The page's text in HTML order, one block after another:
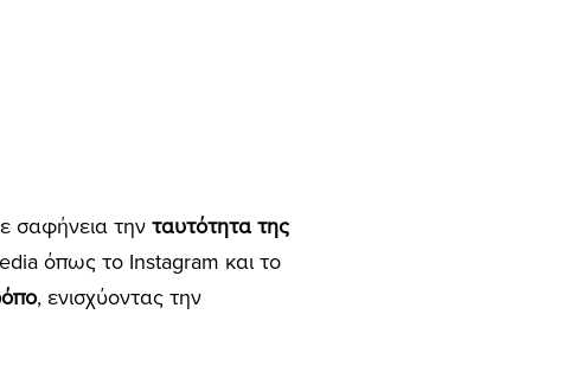
σαφήνεια την ταυτότητα της
όπως το Instagram και το
, ενισχύοντας την